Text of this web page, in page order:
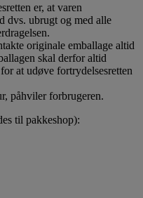
er, at varen
dvs. ubrugt og med alle
originale emballage altid
skal derfor altid
at udøve fortrydelsesretten
påhviler forbrugeren.
til pakkeshop):